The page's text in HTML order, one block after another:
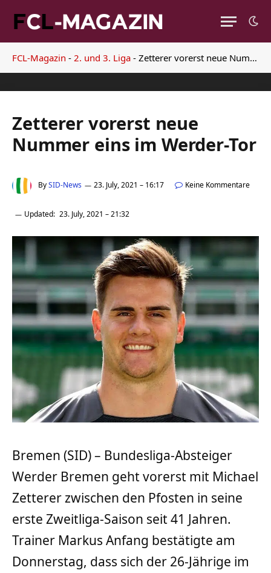
FCL-Magazin - 2. und 3. Liga - Zetterer vorerst neue Nummer eins im Werder-Tor
Zetterer vorerst neue
Nummer eins im Werder-Tor
BySID-News 23. July, 2021 – 16:17 Keine Kommentare
Updated: 23. July, 2021 – 21:32
Bremen (SID) – Bundesliga-Absteiger
Werder Bremen geht vorerst mit Michael
Zetterer zwischen den Pfosten in seine
erste Zweitliga-Saison seit 41 Jahren.
Trainer Markus Anfang bestätigte am
Donnerstag, dass sich der 26-Jährige im